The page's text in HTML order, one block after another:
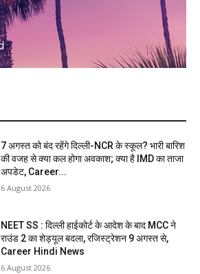
7 अगस्त को बंद रहेंगे दिल्ली-NCR के स्कूल? भारी बारिश
की वजह से क्या कल होगा अवकाश; क्या है IMD का ताजा
अपडेट, Career...
6 August 2026
NEET SS : दिल्ली हाईकोर्ट के आदेश के बाद MCC ने
राउंड 2 का शेड्यूल बदला, रजिस्ट्रेशन 9 अगस्त से,
Career Hindi News
6 August 2026